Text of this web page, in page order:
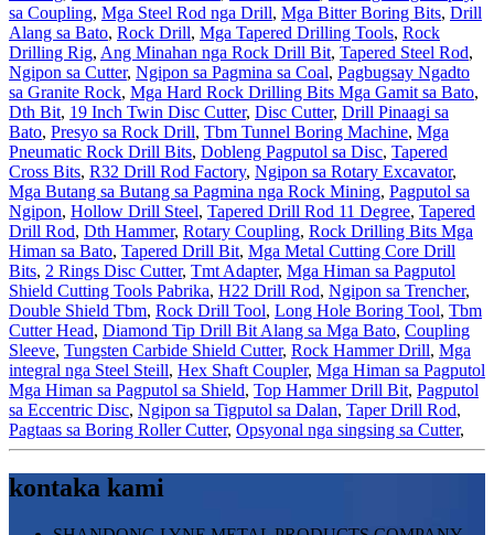
sa Coupling, Mga Steel Rod nga Drill, Mga Bitter Boring Bits, Drill
Alang sa Bato, Rock Drill, Mga Tapered Drilling Tools, Rock
Drilling Rig, Ang Minahan nga Rock Drill Bit, Tapered Steel Rod,
Ngipon sa Cutter, Ngipon sa Pagmina sa Coal, Pagbugsay Ngadto
sa Granite Rock, Mga Hard Rock Drilling Bits Mga Gamit sa Bato,
Dth Bit, 19 Inch Twin Disc Cutter, Disc Cutter, Drill Pinaagi sa
Bato, Presyo sa Rock Drill, Tbm Tunnel Boring Machine, Mga
Pneumatic Rock Drill Bits, Dobleng Pagputol sa Disc, Tapered
Cross Bits, R32 Drill Rod Factory, Ngipon sa Rotary Excavator,
Mga Butang sa Butang sa Pagmina nga Rock Mining, Pagputol sa
Ngipon, Hollow Drill Steel, Tapered Drill Rod 11 Degree, Tapered
Drill Rod, Dth Hammer, Rotary Coupling, Rock Drilling Bits Mga
Himan sa Bato, Tapered Drill Bit, Mga Metal Cutting Core Drill
Bits, 2 Rings Disc Cutter, Tmt Adapter, Mga Himan sa Pagputol
Shield Cutting Tools Pabrika, H22 Drill Rod, Ngipon sa Trencher,
Double Shield Tbm, Rock Drill Tool, Long Hole Boring Tool, Tbm
Cutter Head, Diamond Tip Drill Bit Alang sa Mga Bato, Coupling
Sleeve, Tungsten Carbide Shield Cutter, Rock Hammer Drill, Mga
integral nga Steel Steill, Hex Shaft Coupler, Mga Himan sa Pagputol
Mga Himan sa Pagputol sa Shield, Top Hammer Drill Bit, Pagputol
sa Eccentric Disc, Ngipon sa Tigputol sa Dalan, Taper Drill Rod,
Pagtaas sa Boring Roller Cutter, Opsyonal nga singsing sa Cutter,
kontaka kami